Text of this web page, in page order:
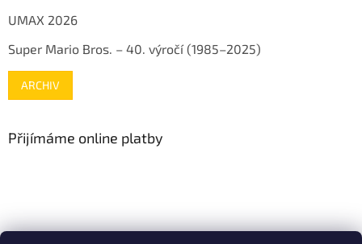
UMAX 2026
Super Mario Bros. – 40. výročí (1985–2025)
ARCHIV
Přijímáme online platby